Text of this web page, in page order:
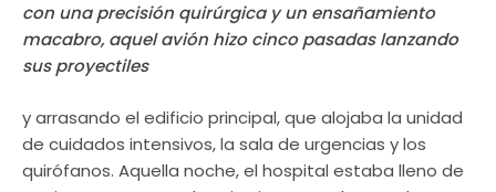
con una precisión quirúrgica y un ensañamiento
macabro, aquel avión hizo cinco pasadas lanzando
sus proyectiles
y arrasando el edificio principal, que alojaba la unidad
de cuidados intensivos, la sala de urgencias y los
quirófanos. Aquella noche, el hospital estaba lleno de